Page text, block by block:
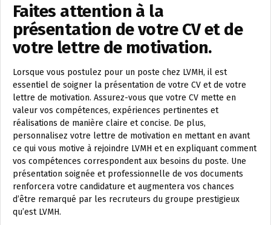
Faites attention à la
présentation de votre CV et de
votre lettre de motivation.
Lorsque vous postulez pour un poste chez LVMH, il est
essentiel de soigner la présentation de votre CV et de votre
lettre de motivation. Assurez-vous que votre CV mette en
valeur vos compétences, expériences pertinentes et
réalisations de manière claire et concise. De plus,
personnalisez votre lettre de motivation en mettant en avant
ce qui vous motive à rejoindre LVMH et en expliquant comment
vos compétences correspondent aux besoins du poste. Une
présentation soignée et professionnelle de vos documents
renforcera votre candidature et augmentera vos chances
d’être remarqué par les recruteurs du groupe prestigieux
qu’est LVMH.